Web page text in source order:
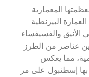
المعمارية
البيزنطية
الأنيق والفسيفساء
عناصر من الطرز
مما يعكس
بها إسطنبول على مر